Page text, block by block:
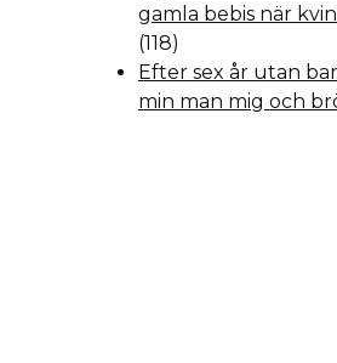
gamla bebis när
(118)
Efter sex år utan
min man mig och